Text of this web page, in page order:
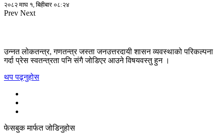
२०८२ माघ १, बिहीबार ०८:२४
Prev Next
उन्नत लोकतन्त्र, गणतन्त्र जस्ता जनउत्तरदायी शासन व्यवस्थाको परिकल्पना
गर्दा प्रेस स्वतन्त्रता पनि संगै जोडिएर आउने विषयवस्तु हुन ।
थप पढ्नुहोस
फेसबुक मार्फत जोडिनुहोस